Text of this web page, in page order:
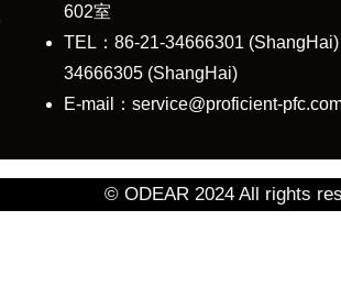
602室
TEL：86-21-34666301
34666305 (ShangHai)
E-mail：service@proficient-
© ODEAR 2024 All rights